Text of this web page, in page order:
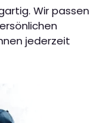
Wir passen
jederzeit